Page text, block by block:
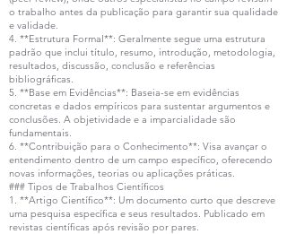
o trabalho antes da publicação para garantir sua qualidade
e validade.
4. **Estrutura Formal**: Geralmente segue uma estrutura
padrão que inclui título, resumo, introdução, metodologia,
resultados, discussão, conclusão e referências
bibliográficas.
5. **Base em Evidências**: Baseia-se em evidências
concretas e dados empíricos para sustentar argumentos e
conclusões. A objetividade e a imparcialidade são
fundamentais.
6. **Contribuição para o Conhecimento**: Visa avançar o
entendimento dentro de um campo específico, oferecendo
novas informações, teorias ou aplicações práticas.
### Tipos de Trabalhos Científicos
1. **Artigo Científico**: Um documento curto que descreve
uma pesquisa específica e seus resultados. Publicado em
revistas científicas após revisão por pares.